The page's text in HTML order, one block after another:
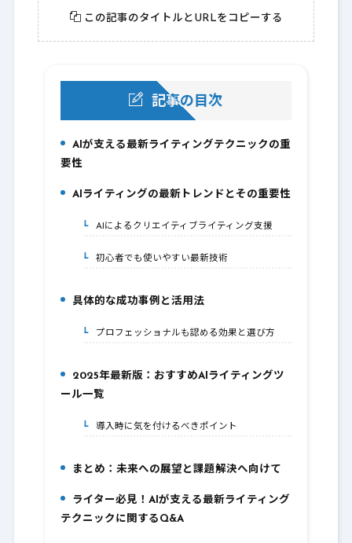
この記事のタイトルとURLをコピーする
記事の目次
AIが支える最新ライティングテクニックの重
要性
2.AIライティングの最新トレンドとその重要性
2-1.AIによるクリエイティブライティング支援
2-2.初心者でも使いやすい最新技術
具体的な成功事例と活用法
3-1. プロフェッショナルも認める効果と選び方
4.2025年最新版：おすすめAIライティングツ
ール一覧
4-1.導入時に気を付けるべきポイント
まとめ：未来への展望と課題解決へ向けて
ライター必見！AIが支える最新ライティング
テクニックに関するQ&A